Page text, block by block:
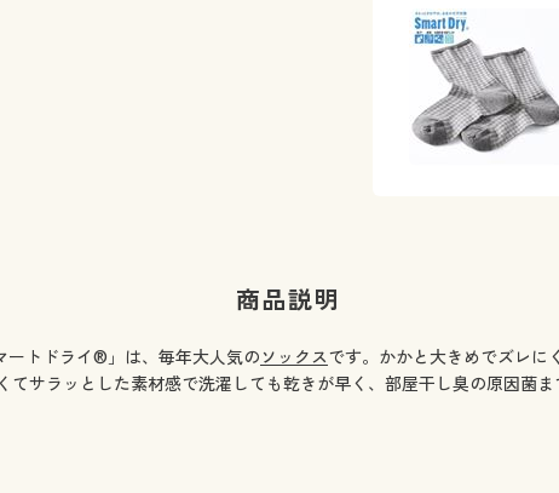
商品説明
ートドライ®」は、毎年大人気の ソックスです。かかと大きめでズレに
サラッとした素材感で洗濯しても乾きが早く、部屋干し臭の原因菌ま